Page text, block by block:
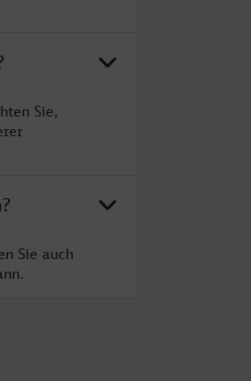
Sie,
Sie auch